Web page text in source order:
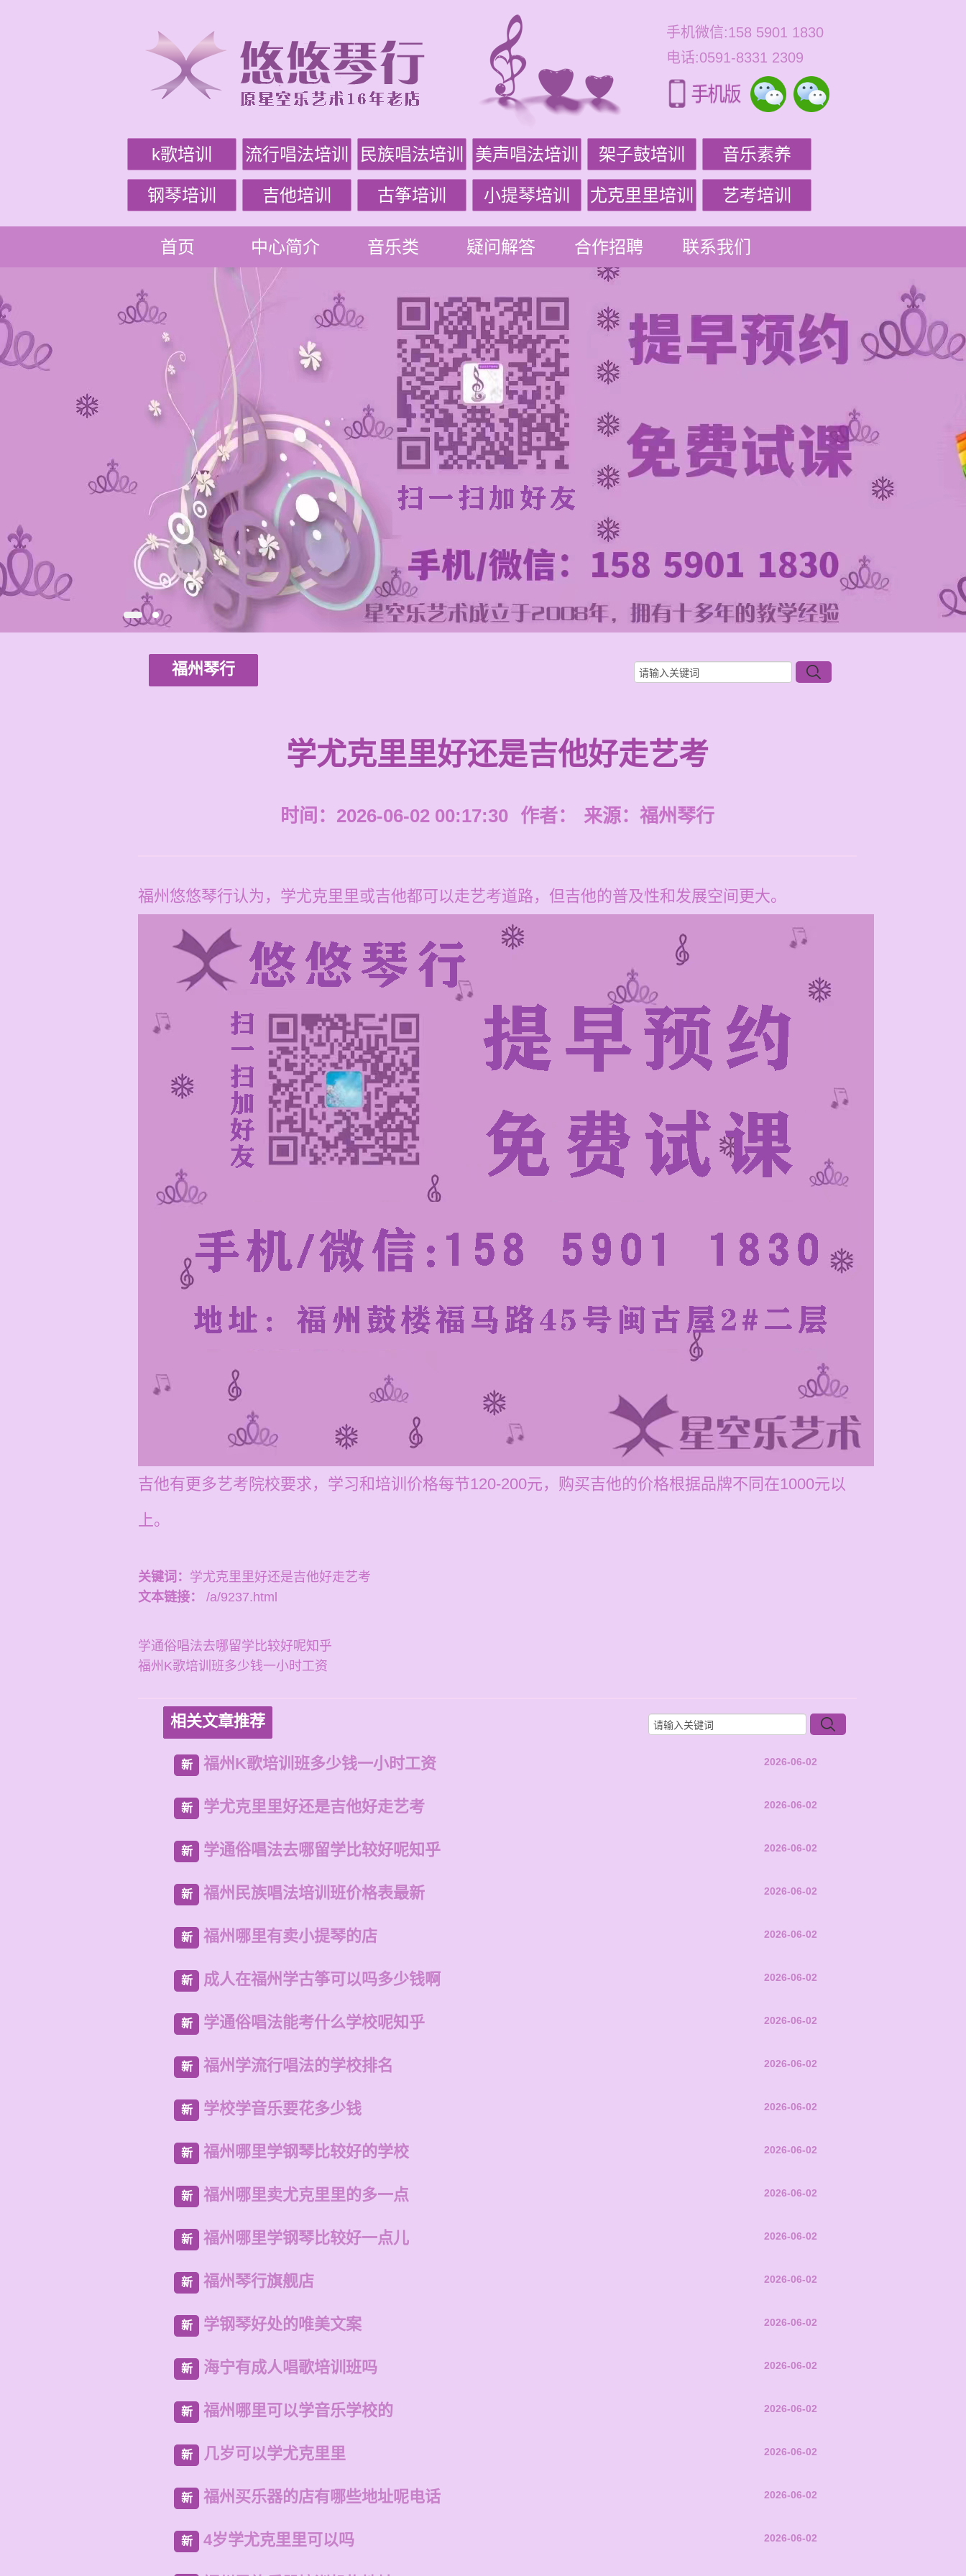
手机微信:158 5901 1830
电话:0591-8331 2309
k歌培训 流行唱法培训 民族唱法培训 美声唱法培训 架子鼓培训 音乐素养
钢琴培训 吉他培训 古筝培训 小提琴培训 尤克里里培训 艺考培训
首页 中心简介 音乐类 疑问解答 合作招聘 联系我们
福州琴行
学尤克里里好还是吉他好走艺考
时间：2026-06-02 00:17:30 作者： 来源： 福州琴行
福州悠悠琴行认为，学尤克里里或吉他都可以走艺考道路，但吉他的普及性和发展空间更大。
吉他有更多艺考院校要求，学习和培训价格每节120-200元，购买吉他的价格根据品牌不同在1000元以
上。
关键词： 学尤克里里好还是吉他好走艺考
文本链接：
/a/9237.html
学通俗唱法去哪留学比较好呢知乎
福州K歌培训班多少钱一小时工资
相关文章推荐
新 福州K歌培训班多少钱一小时工资 2026-06-02
新 学尤克里里好还是吉他好走艺考 2026-06-02
新 学通俗唱法去哪留学比较好呢知乎 2026-06-02
新 福州民族唱法培训班价格表最新 2026-06-02
新 福州哪里有卖小提琴的店 2026-06-02
新 成人在福州学古筝可以吗多少钱啊 2026-06-02
新 学通俗唱法能考什么学校呢知乎 2026-06-02
新 福州学流行唱法的学校排名 2026-06-02
新 学校学音乐要花多少钱 2026-06-02
新 福州哪里学钢琴比较好的学校 2026-06-02
新 福州哪里卖尤克里里的多一点 2026-06-02
新 福州哪里学钢琴比较好一点儿 2026-06-02
新 福州琴行旗舰店 2026-06-02
新 学钢琴好处的唯美文案 2026-06-02
新 海宁有成人唱歌培训班吗 2026-06-02
新 福州哪里可以学音乐学校的 2026-06-02
新 几岁可以学尤克里里 2026-06-02
新 福州买乐器的店有哪些地址呢电话 2026-06-02
新 4岁学尤克里里可以吗 2026-06-02